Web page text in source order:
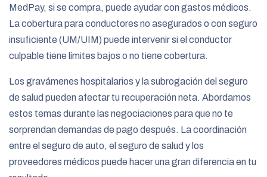
MedPay, si se compra, puede ayudar con gastos médicos.
La cobertura para conductores no asegurados o con seguro
insuficiente (UM/UIM) puede intervenir si el conductor
culpable tiene límites bajos o no tiene cobertura.
Los gravámenes hospitalarios y la subrogación del seguro
de salud pueden afectar tu recuperación neta. Abordamos
estos temas durante las negociaciones para que no te
sorprendan demandas de pago después. La coordinación
entre el seguro de auto, el seguro de salud y los
proveedores médicos puede hacer una gran diferencia en tu